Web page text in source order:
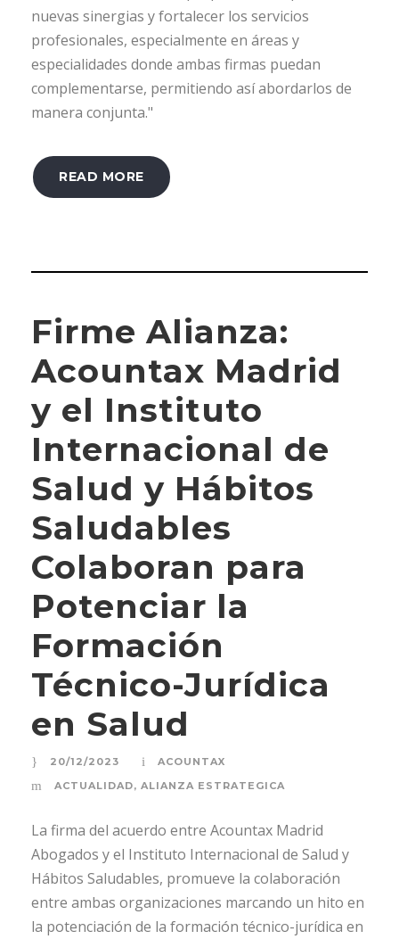
nuevas sinergias y fortalecer los servicios
profesionales, especialmente en áreas y
especialidades donde ambas firmas puedan
complementarse, permitiendo así abordarlos de
manera conjunta."
READ MORE
Firme Alianza:
Acountax Madrid
y el Instituto
Internacional de
Salud y Hábitos
Saludables
Colaboran para
Potenciar la
Formación
Técnico-Jurídica
en Salud
20/12/2023
ACOUNTAX
ACTUALIDAD, ALIANZA ESTRATEGICA
La firma del acuerdo entre Acountax Madrid
Abogados y el Instituto Internacional de Salud y
Hábitos Saludables, promueve la colaboración
entre ambas organizaciones marcando un hito en
la potenciación de la formación técnico-jurídica en